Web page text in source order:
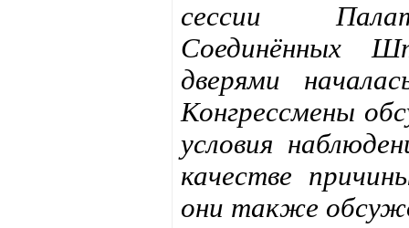
сессии
Соединённых
дверями
Конгрессмены
условия
качестве
они также